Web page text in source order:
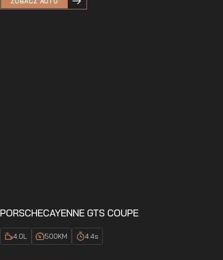
PORSCHECAYENNE GTS COUPE
4.0L 500KM 4.4s